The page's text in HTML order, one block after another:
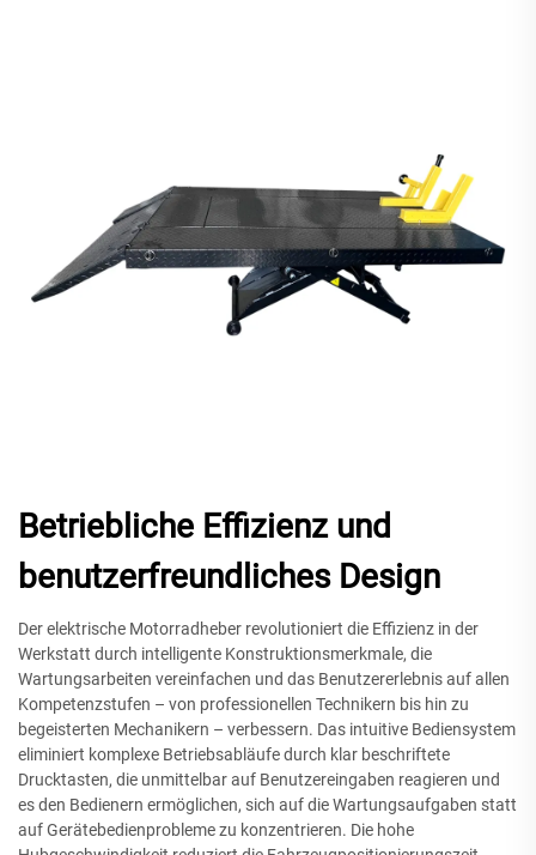
Betriebliche Effizienz und
benutzerfreundliches Design
Der elektrische Motorradheber revolutioniert die Effizienz in der
Werkstatt durch intelligente Konstruktionsmerkmale, die
Wartungsarbeiten vereinfachen und das Benutzererlebnis auf allen
Kompetenzstufen – von professionellen Technikern bis hin zu
begeisterten Mechanikern – verbessern. Das intuitive Bediensystem
eliminiert komplexe Betriebsabläufe durch klar beschriftete
Drucktasten, die unmittelbar auf Benutzereingaben reagieren und
es den Bedienern ermöglichen, sich auf die Wartungsaufgaben statt
auf Gerätebedienprobleme zu konzentrieren. Die hohe